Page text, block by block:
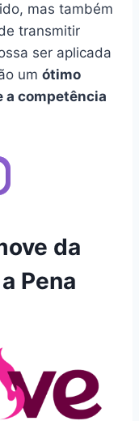
mas também
transmitir
ser aplicada
um ótimo
a competência
da
Pena